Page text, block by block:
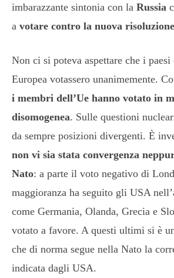
imbarazzante sintonia con la Russia
a votare contro la nuova risoluzione
Non ci si poteva aspettare che i paesi
Europea votassero unanimemente.
i membri dell’Ue hanno votato in
disomogenea. Sulle questioni
da sempre posizioni divergenti. È
non vi sia stata convergenza
Nato: a parte il voto negativo di
maggioranza ha seguito gli USA
come Germania, Olanda, Grecia e
votato a favore. A questi ultimi si è
che di norma segue nella Nato la
indicata dagli USA.